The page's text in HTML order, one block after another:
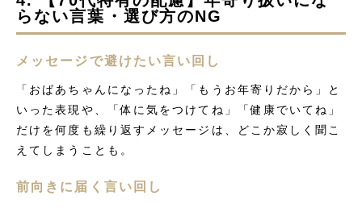
らない言葉・選び方のNG
メッセージで避けたい言い回し
「おばあちゃんになったね」「もうお年寄りだから」と
いった表現や、「体に気をつけてね」「健康でいてね」
だけを何度も繰り返すメッセージは、どこか寂しく聞こ
えてしまうことも。
前向きに届く言い回し